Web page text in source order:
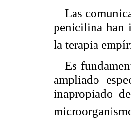
Las
penicilina han
la terapia
Es
ampliado
inapropiado